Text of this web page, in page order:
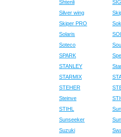
Shtenli
Silver wing
Skiper PRO
Solaris
Soteco
SPARK
STANLEY
STARMIX
STEHER
Steinve
STIHL
Sunseeker
Suzuki